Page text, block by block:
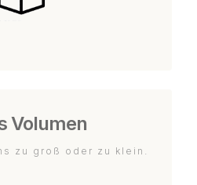
Volumen
zu groß oder zu klein.